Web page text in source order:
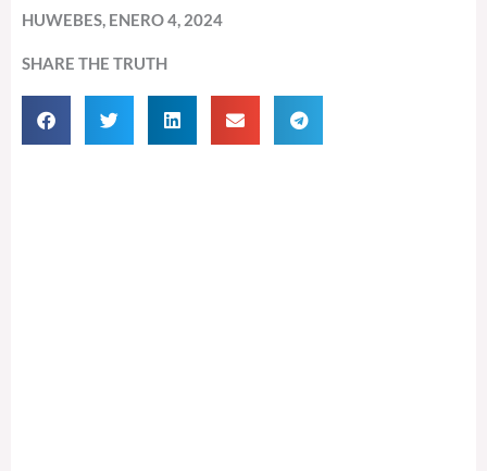
HUWEBES, ENERO 4, 2024
SHARE THE TRUTH